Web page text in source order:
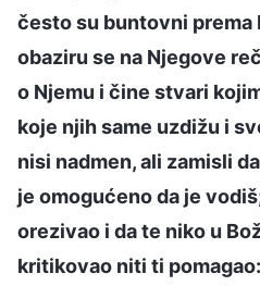
često su buntovni prema
obaziru se na Njegove
o Njemu i čine stvari
koje njih same uzdižu i
nisi nadmen, ali zamisli
je omogućeno da je
orezivao i da te niko u
kritikovao niti ti